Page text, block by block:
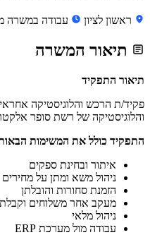
ראשון לציון עבודה במשרה
תיאור המשרה
תיאור התפקיד
פקיד/ת הרכש והלוגיסטיקה
והלוגיסטיקה של רשת סופר
התפקיד כולל את המשימות
איתור ובחינת ספקים
ניהול משא ומתן על
הזמנת סחורות והובלתן
מעקב אחר משלוחים
ניהול מלאי
עבודה מול מערכת ERP